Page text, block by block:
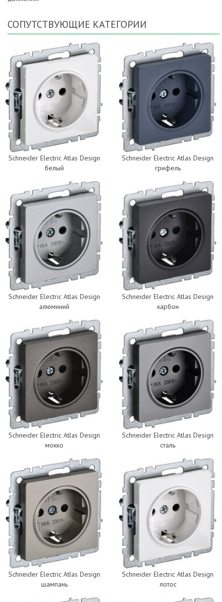
СОПУТСТВУЮЩИЕ КАТЕГОРИИ
Schneider Electric Atlas Design
белый
Schneider Electric Atlas Design
грифель
Schneider Electric Atlas Design
алюминий
Schneider Electric Atlas Design
карбон
Schneider Electric Atlas Design
мокко
Schneider Electric Atlas Design
сталь
Schneider Electric Atlas Design
шампань
Schneider Electric Atlas Design
лотос